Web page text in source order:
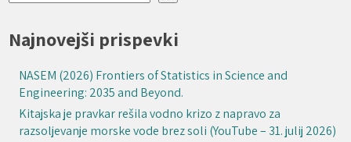
Najnovejši prispevki
NASEM (2026) Frontiers of Statistics in Science and
Engineering: 2035 and Beyond.
Kitajska je pravkar rešila vodno krizo z napravo za
razsoljevanje morske vode brez soli (YouTube – 31. julij 2026)